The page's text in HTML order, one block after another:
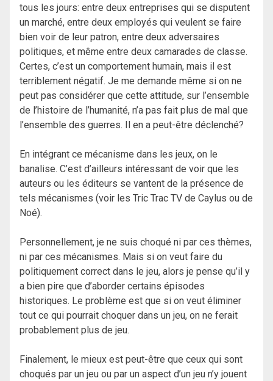
tous les jours: entre deux entreprises qui se disputent
un marché, entre deux employés qui veulent se faire
bien voir de leur patron, entre deux adversaires
politiques, et même entre deux camarades de classe.
Certes, c’est un comportement humain, mais il est
terriblement négatif. Je me demande même si on ne
peut pas considérer que cette attitude, sur l’ensemble
de l’histoire de l’humanité, n’a pas fait plus de mal que
l’ensemble des guerres. Il en a peut-être déclenché?
En intégrant ce mécanisme dans les jeux, on le
banalise. C’est d’ailleurs intéressant de voir que les
auteurs ou les éditeurs se vantent de la présence de
tels mécanismes (voir les Tric Trac TV de Caylus ou de
Noé).
Personnellement, je ne suis choqué ni par ces thèmes,
ni par ces mécanismes. Mais si on veut faire du
politiquement correct dans le jeu, alors je pense qu’il y
a bien pire que d’aborder certains épisodes
historiques. Le problème est que si on veut éliminer
tout ce qui pourrait choquer dans un jeu, on ne ferait
probablement plus de jeu.
Finalement, le mieux est peut-être que ceux qui sont
choqués par un jeu ou par un aspect d’un jeu n’y jouent